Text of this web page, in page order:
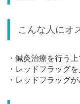
こんな人にオ
・鍼灸治療を行う
・レッドフラッグ
・レッドフラッグ